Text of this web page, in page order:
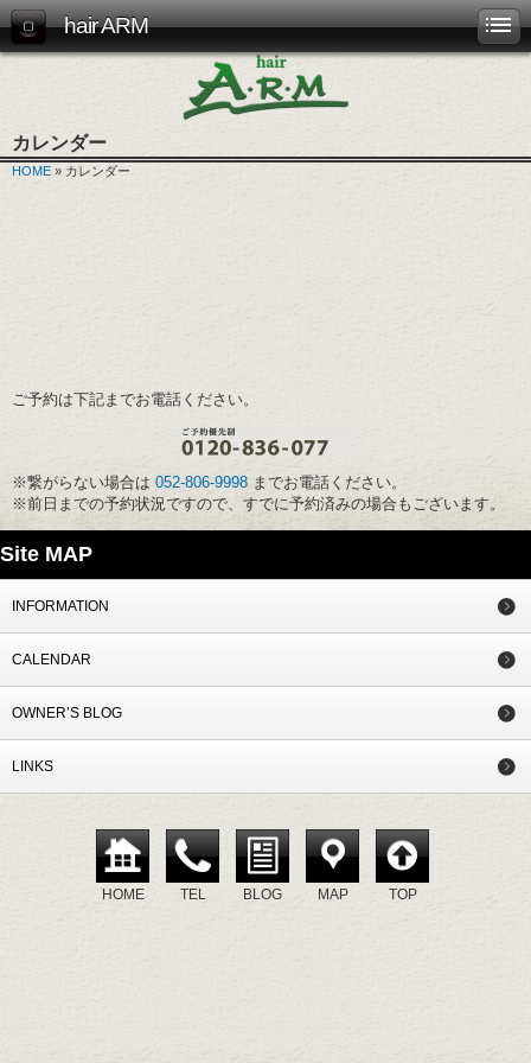
hair ARM
カレンダー
HOME » カレンダー
ご予約は下記までお電話ください。
※繋がらない場合は 052-806-9998 までお電話ください。
※前日までの予約状況ですので、すでに予約済みの場合もございます。
Site MAP
INFORMATION
CALENDAR
OWNER’S BLOG
LINKS
HOME TEL BLOG MAP TOP